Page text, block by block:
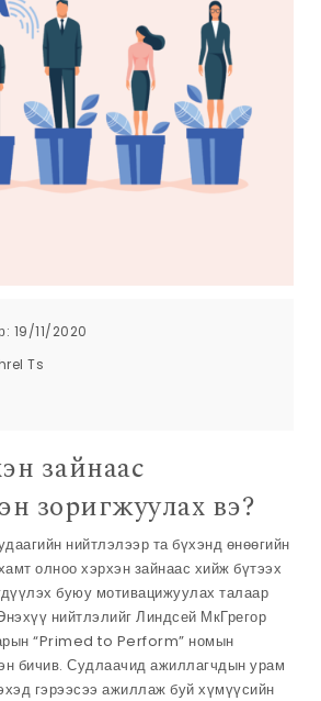
19/11/2020
Ts
зайнаас
зоригжуулах вэ?
нийтлэлээр та бүхэнд өнөөгийн
олноо хэрхэн зайнаас хийж бүтээх
буюу мотивацижуулах талаар
нийтлэлийг Линдсей МкГрегор
“Primed to Perform” номын
бичив. Судлаачид ажиллагчдын урам
гэрээсээ ажиллаж буй хүмүүсийн